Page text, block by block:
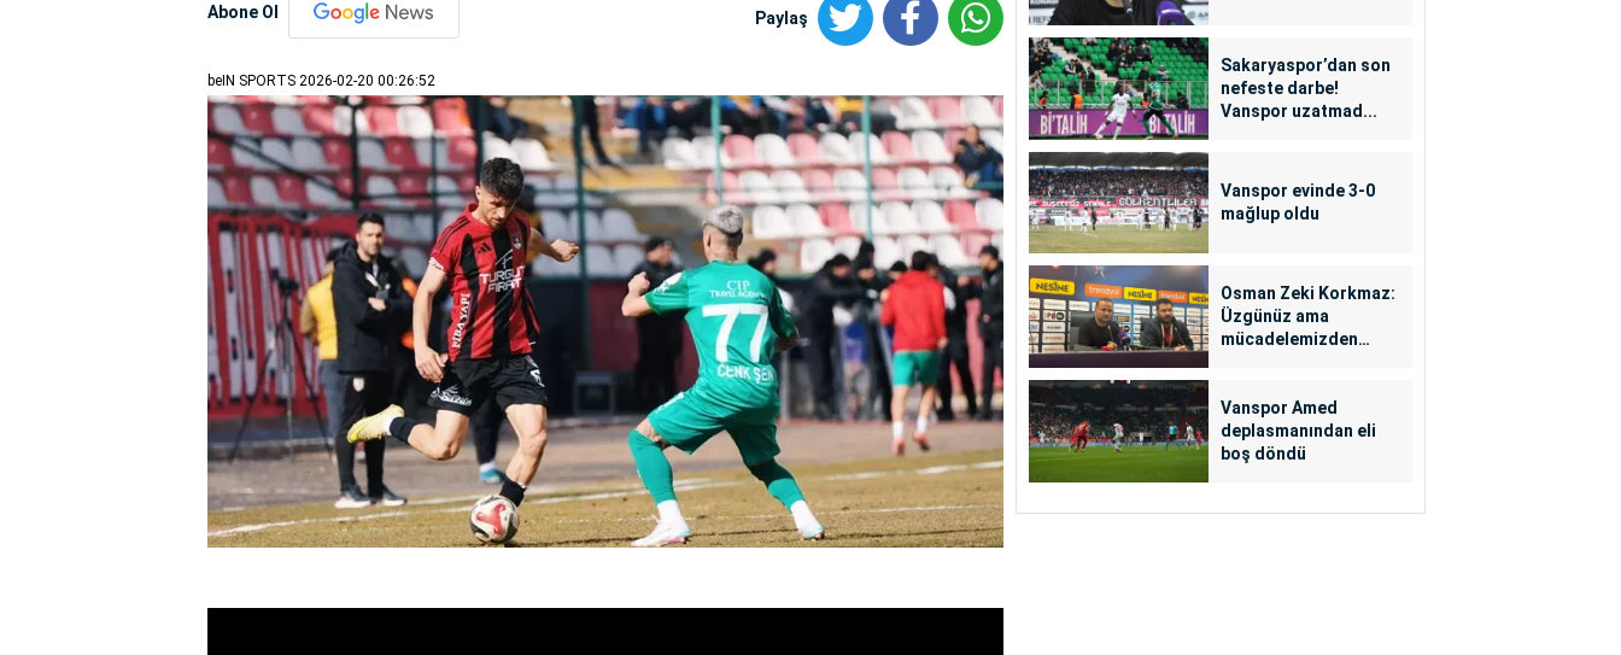
Abone Ol Paylaş
beIN SPORTS 2026-02-20 00:26:52
Sakaryaspor’dan son
nefeste darbe!
Vanspor uzatmad...
Vanspor evinde 3-0
mağlup oldu
Osman Zeki Korkmaz:
Üzgünüz ama
mücadelemizden
Vanspor Amed
deplasmanından eli
boş döndü